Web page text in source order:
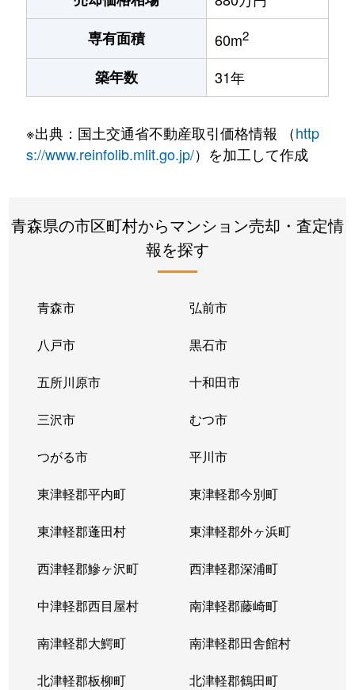
専有面積
60m2
築年数 31年
※出典：国土交通省不動産取引価格情報 （http
s://www.reinfolib.mlit.go.jp/）を加工して作成
青森県の市区町村からマンション売却・査定情
報を探す
青森市 弘前市
八戸市 黒石市
五所川原市 十和田市
三沢市 むつ市
つがる市 平川市
東津軽郡平内町 東津軽郡今別町
東津軽郡蓬田村 東津軽郡外ヶ浜町
西津軽郡鰺ヶ沢町 西津軽郡深浦町
中津軽郡西目屋村 南津軽郡藤崎町
南津軽郡大鰐町 南津軽郡田舎館村
北津軽郡板柳町 北津軽郡鶴田町